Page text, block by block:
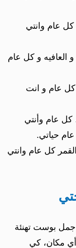
كل عام وانتي
العافيه و كل عام
كل عام و انت
كل عام وأنتي
حياتي.
كل عام وانتي
بوست تهنئة
أي مكان، كي